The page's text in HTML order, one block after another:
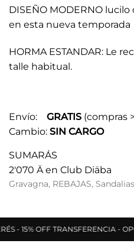
DISEÑO MODERNO
en esta nueva temporada
HORMA ESTANDAR: Le
talle habitual.
Envío: GRATIS (compras
Cambio: SIN CARGO
SUMARÁS
2'070 Ä en Club Diäba
Gravagna, REBAJAS, Sandalias
15% OFF TRANSFERENCIA -